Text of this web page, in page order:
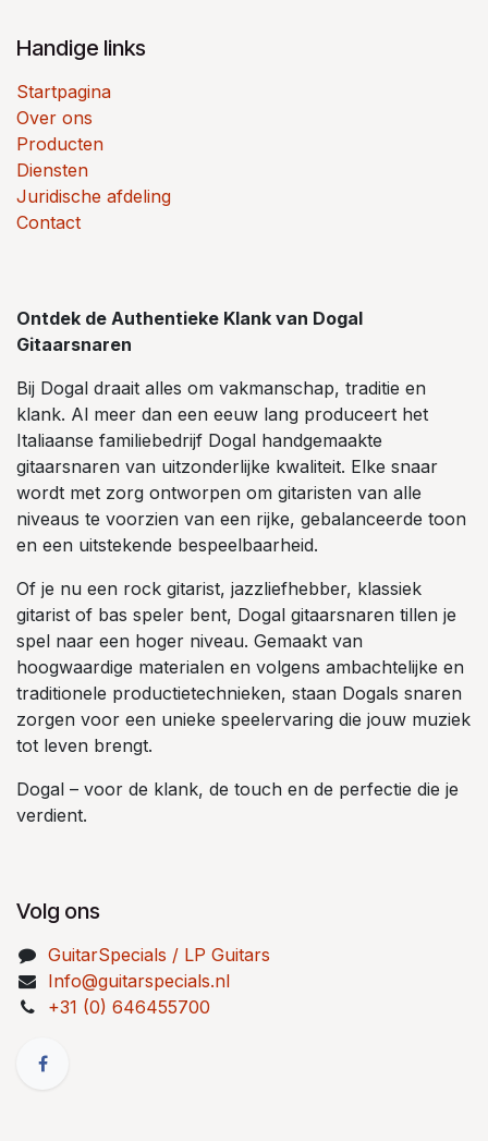
Handige links
Startpagina
Over ons
Producten
Diensten
Juridische afdeling
Contact
Ontdek de Authentieke Klank van Dogal
Gitaarsnaren
Bij Dogal draait alles om vakmanschap, traditie en
klank. Al meer dan een eeuw lang produceert het
Italiaanse familiebedrijf Dogal handgemaakte
gitaarsnaren van uitzonderlijke kwaliteit. Elke snaar
wordt met zorg ontworpen om gitaristen van alle
niveaus te voorzien van een rijke, gebalanceerde toon
en een uitstekende bespeelbaarheid.
Of je nu een rock gitarist, jazzliefhebber, klassiek
gitarist of bas speler bent, Dogal gitaarsnaren tillen je
spel naar een hoger niveau. Gemaakt van
hoogwaardige materialen en volgens ambachtelijke en
traditionele productietechnieken, staan Dogals snaren
zorgen voor een unieke speelervaring die jouw muziek
tot leven brengt.
Dogal – voor de klank, de touch en de perfectie die je
verdient.
Volg ons
GuitarSpecials / LP Guitars
Info@guitarspecials.nl
+31 (0) 646455700